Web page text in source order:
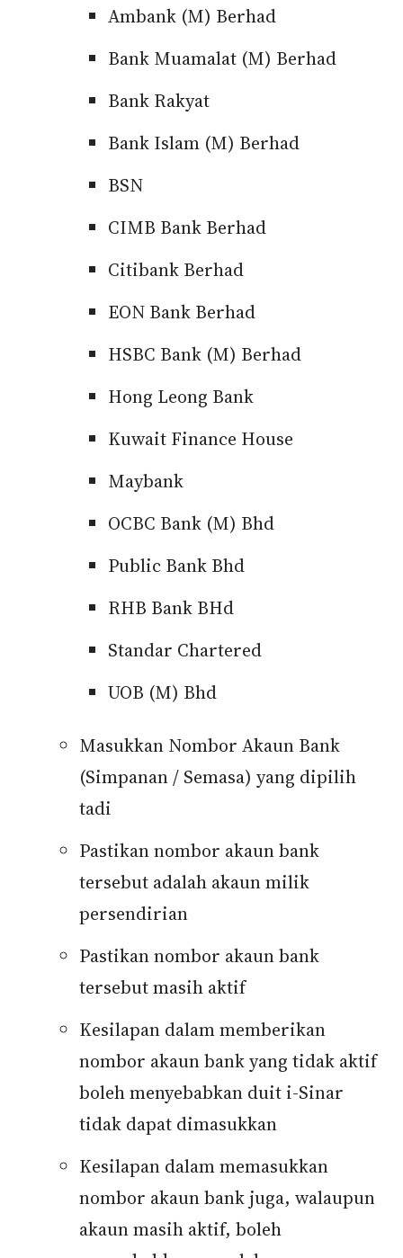
Ambank (M) Berhad
Bank Muamalat (M) Berhad
Bank Rakyat
Bank Islam (M) Berhad
BSN
CIMB Bank Berhad
Citibank Berhad
EON Bank Berhad
HSBC Bank (M) Berhad
Hong Leong Bank
Kuwait Finance House
Maybank
OCBC Bank (M) Bhd
Public Bank Bhd
RHB Bank BHd
Standar Chartered
UOB (M) Bhd
Masukkan Nombor Akaun Bank
(Simpanan / Semasa) yang dipilih
tadi
Pastikan nombor akaun bank
tersebut adalah akaun milik
persendirian
Pastikan nombor akaun bank
tersebut masih aktif
Kesilapan dalam memberikan
nombor akaun bank yang tidak aktif
boleh menyebabkan duit i-Sinar
tidak dapat dimasukkan
Kesilapan dalam memasukkan
nombor akaun bank juga, walaupun
akaun masih aktif, boleh